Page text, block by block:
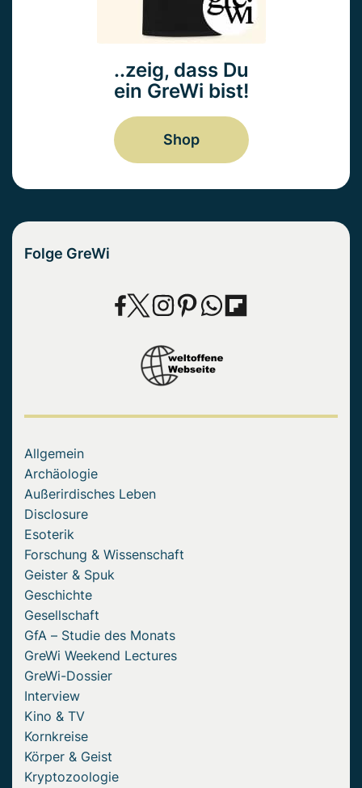
..zeig, dass Du
ein GreWi bist!
Shop
Folge GreWi
Allgemein
Archäologie
Außerirdisches Leben
Disclosure
Esoterik
Forschung & Wissenschaft
Geister & Spuk
Geschichte
Gesellschaft
GfA – Studie des Monats
GreWi Weekend Lectures
GreWi-Dossier
Interview
Kino & TV
Kornkreise
Körper & Geist
Kryptozoologie